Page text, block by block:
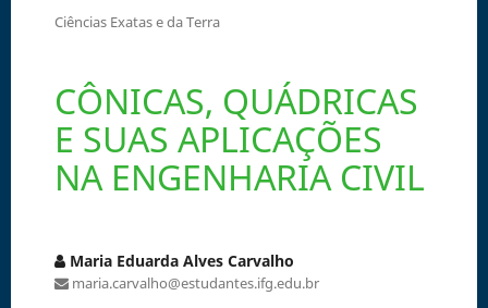
Ciências Exatas e da Terra
CÔNICAS, QUÁDRICAS
E SUAS APLICAÇÕES
NA ENGENHARIA CIVIL
Maria Eduarda Alves Carvalho
maria.carvalho@estudantes.ifg.edu.br